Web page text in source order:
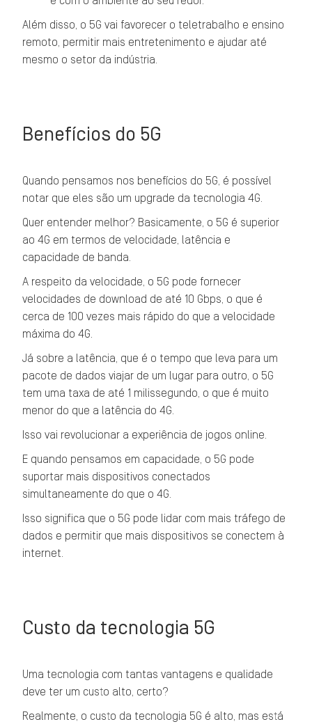
Além disso, o 5G vai favorecer o teletrabalho e ensino
remoto, permitir mais entretenimento e ajudar até
mesmo o setor da indústria.
Benefícios do 5G
Quando pensamos nos benefícios do 5G, é possível
notar que eles são um upgrade da tecnologia 4G.
Quer entender melhor? Basicamente, o 5G é superior
ao 4G em termos de velocidade, latência e
capacidade de banda.
A respeito da velocidade, o 5G pode fornecer
velocidades de download de até 10 Gbps, o que é
cerca de 100 vezes mais rápido do que a velocidade
máxima do 4G.
Já sobre a latência, que é o tempo que leva para um
pacote de dados viajar de um lugar para outro, o 5G
tem uma taxa de até 1 milissegundo, o que é muito
menor do que a latência do 4G.
Isso vai revolucionar a experiência de jogos online.
E quando pensamos em capacidade, o 5G pode
suportar mais dispositivos conectados
simultaneamente do que o 4G.
Isso significa que o 5G pode lidar com mais tráfego de
dados e permitir que mais dispositivos se conectem à
internet.
Custo da tecnologia 5G
Uma tecnologia com tantas vantagens e qualidade
deve ter um custo alto, certo?
Realmente, o custo da tecnologia 5G é alto, mas está